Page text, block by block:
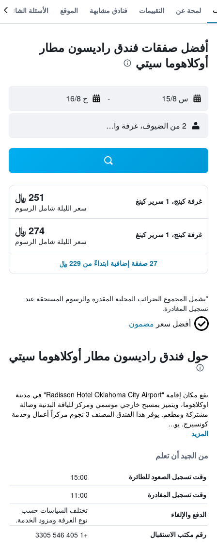
لمحة عن التقييمات فنادق مشابهة الموقع الأسئلة الشائعة
أفضل صفقات فندق راديسون مطار
أوكلاهوما سيتي
س 15/8 - ح 16/8
2 من الضيوف، غرفة واحدة
غرفة كينج، 1 سرير كينغ 251 ﷼
سعر الليلة شامل الرسوم
غرفة كينج، 1 سرير كينغ 274 ﷼
سعر الليلة شامل الرسوم
27 صفقة إضافية ابتداءً من 229 ﷼
*يشمل المجموع الضرائب المحلية المقدرة والرسوم المستحقة عند
تسجيل المغادرة.
أفضل سعر مضمون
حول فندق راديسون مطار أوكلاهوما سيتي
يقع مكان إقامة "Radisson Hotel Oklahoma City Airport" في مدينة
اوكلاهوما، ويتميز بمسبح خارجي موسمي ومركز للياقة البدنية وصالة
مشتركة ومطعم. يوفر هذا الفندق المصنف 3 نجوم مركزاً أعمال وخدمة
كونسيرج. يو...
المزيد
من الجيد أن تعلم
وقت تسجيل الصعود للطائرة 15:00
وقت تسجيل المغادرة 11:00
الدفع والإلغاء
تختلف السياسات حسب
نوع الغرفة ومزود الخدمة.
رقم مكتب الاستقبال +1 405 546 3305